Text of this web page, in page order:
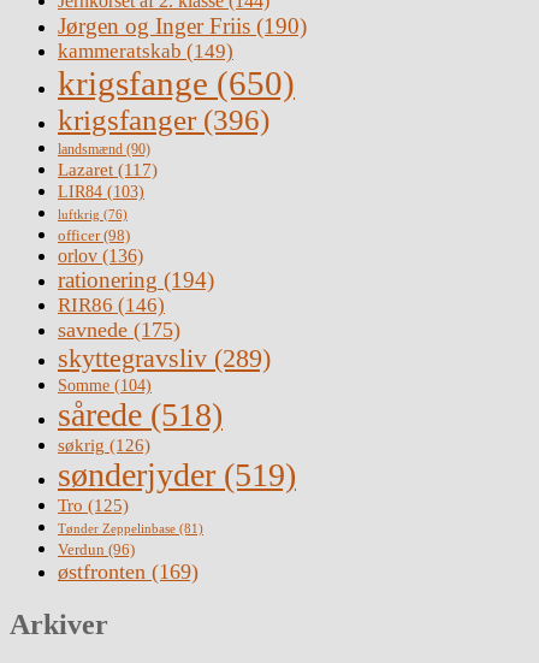
Jørgen og Inger Friis (190)
kammeratskab (149)
krigsfange (650)
krigsfanger (396)
landsmænd (90)
Lazaret (117)
LIR84 (103)
luftkrig (76)
officer(98)
orlov (136)
rationering (194)
RIR86 (146)
savnede (175)
skyttegravsliv (289)
Somme (104)
sårede (518)
søkrig (126)
sønderjyder (519)
Tro (125)
Tønder Zeppelinbase (81)
Verdun (96)
østfronten (169)
Arkiver